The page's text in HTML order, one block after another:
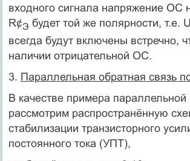
входного сигнала напряжение ОС
R¢Э будет той же полярности, т.е. U
всегда будут включены встречно,
наличии отрицательной ОС.
3. Параллельная обратная связь
В качестве примера
рассмотрим распространённую
стабилизации транзисторного
постоянного тока (УПТ),